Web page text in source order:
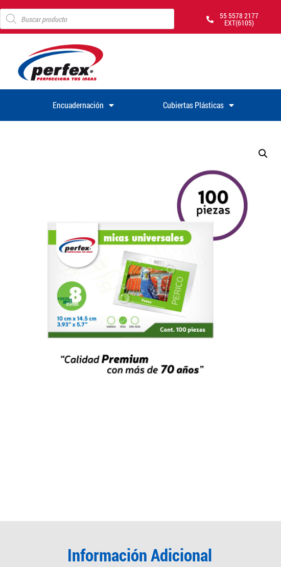
55 5578 2177
EXT(6105)
Encuadernación Cubiertas Plásticas
Información Adicional